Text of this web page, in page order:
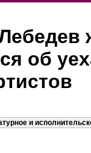
об
и